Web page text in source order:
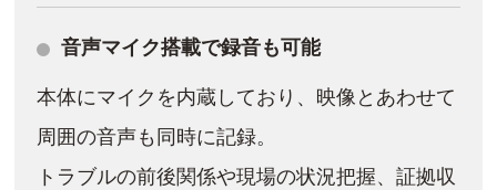
音声マイク搭載で録音も可能
本体にマイクを内蔵しており、映像とあわせて
周囲の音声も同時に記録。
トラブルの前後関係や現場の状況把握、証拠収